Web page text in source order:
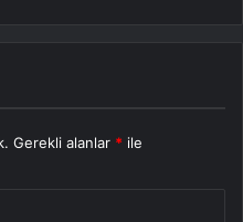
Gerekli alanlar * ile